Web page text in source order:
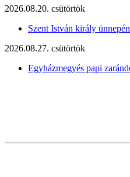
2026.08.20. csütörtök
Szent István király
2026.08.27. csütörtök
Egyházmegyés papi